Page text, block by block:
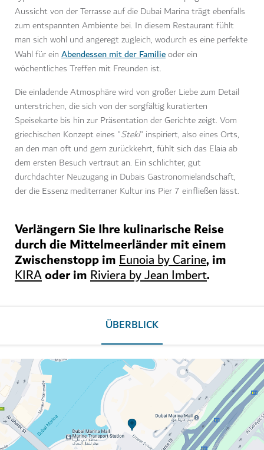
Aussicht von der Terrasse auf die Dubai Marina trägt ebenfalls
zum entspannten Ambiente bei. In diesem Restaurant fühlt
man sich wohl und angeregt zugleich, wodurch es eine perfekte
Wahl für ein Abendessen mit der Familieoder ein
wöchentliches Treffen mit Freunden ist.
Die einladende Atmosphäre wird von großer Liebe zum Detail
unterstrichen, die sich von der sorgfältig kuratierten
Speisekarte bis hin zur Präsentation der Gerichte zeigt. Vom
griechischen Konzept eines "Steki" inspiriert, also eines Orts,
an den man oft und gern zurückkehrt, fühlt sich das Elaia ab
dem ersten Besuch vertraut an. Ein schlichter, gut
durchdachter Neuzugang in Dubais Gastronomielandschaft,
der die Essenz mediterraner Kultur ins Pier 7 einfließen lässt.
Verlängern Sie Ihre kulinarische Reise
durch die Mittelmeerländer mit einem
Zwischenstopp imEunoia by Carine, im
KIRAoder imRiviera by Jean Imbert.
ÜBERBLICK